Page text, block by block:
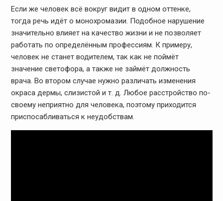
Если же человек всё вокруг видит в одном оттенке,
тогда речь идёт о монохромазии. Подобное нарушение
значительно влияет на качество жизни и не позволяет
работать по определённым профессиям. К примеру,
человек не станет водителем, так как не поймёт
значение светофора, а также не займёт должность
врача. Во втором случае нужно различать изменения
окраса дермы, слизистой и т. д. Любое расстройство по-
своему неприятно для человека, поэтому приходится
приспосабливаться к неудобствам.